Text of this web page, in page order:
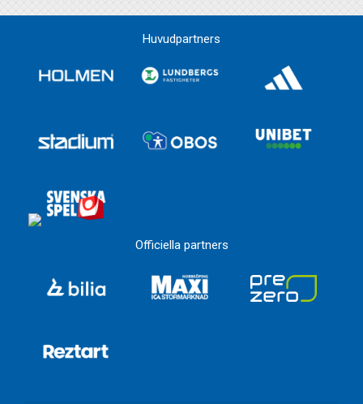
Huvudpartners
Officiella partners